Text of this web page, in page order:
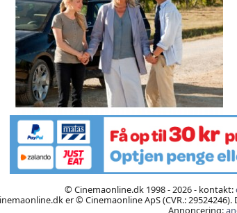
© Cinemaonline.dk 1998 - 2026 - kontakt:
er © Cinemaonline ApS (CVR.:
Annoncering: